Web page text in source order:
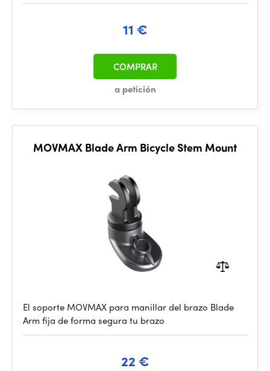
11 €
a petición
COMPRAR
MOVMAX Blade Arm Bicycle Stem Mount
El soporte MOVMAX para manillar del brazo Blade
Arm fija de forma segura tu brazo
22 €